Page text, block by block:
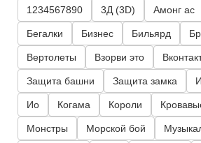
1234567890 3Д (3D) Амонг ас
Бегалки Бизнес Бильярд
Вертолеты Взорви это
Защита башни Защита замка
Ио Когама Короли
Монстры Морской бой